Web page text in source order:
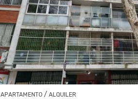
APARTAMENTO / ALQUILER